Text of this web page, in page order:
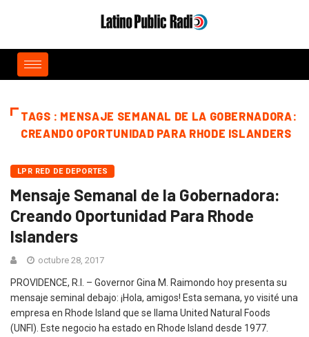
TAGS : MENSAJE SEMANAL DE LA GOBERNADORA:
CREANDO OPORTUNIDAD PARA RHODE ISLANDERS
LPR RED DE DEPORTES
Mensaje Semanal de la Gobernadora:
Creando Oportunidad Para Rhode
Islanders
octubre 28, 2017
PROVIDENCE, R.I. – Governor Gina M. Raimondo hoy presenta su
mensaje seminal debajo: ¡Hola, amigos! Esta semana, yo visité una
empresa en Rhode Island que se llama United Natural Foods
(UNFI). Este negocio ha estado en Rhode Island desde 1977.